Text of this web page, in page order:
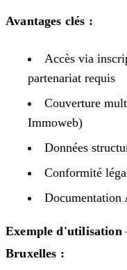
Avantages clés :
Accès via
partenariat requis
Couverture
Immoweb)
Données
Conformité
Documentation
Exemple d'utilisation
Bruxelles :